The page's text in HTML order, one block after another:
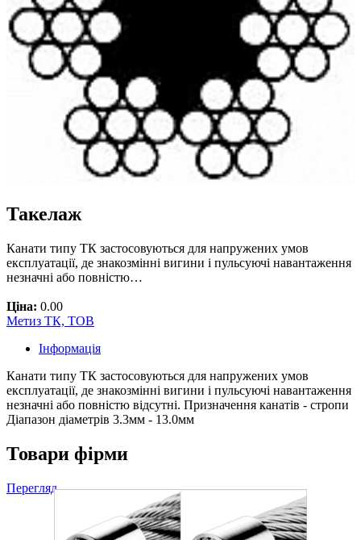
Такелаж
Канати типу ТК застосовуються для напружених умов
експлуатації, де знакозмінні вигини і пульсуючі навантаження
незначні або повністю…
Ціна: 0.00
Метиз ТК, ТОВ
Інформація
Канати типу ТК застосовуються для напружених умов
експлуатації, де знакозмінні вигини і пульсуючі навантаження
незначні або повністю відсутні. Призначення канатів - стропи
Діапазон діаметрів 3.3мм - 13.0мм
Товари фірми
Перегляд